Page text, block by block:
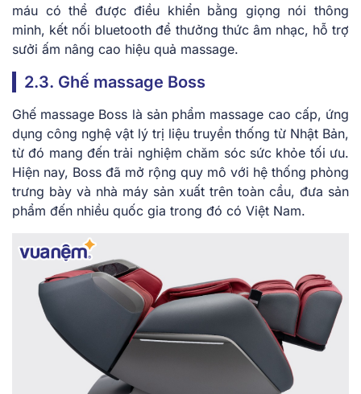
máu có thể được điều khiển bằng giọng nói thông
minh, kết nối bluetooth để thưởng thức âm nhạc, hỗ trợ
sưởi ấm nâng cao hiệu quả massage.
2.3. Ghế massage Boss
Ghế massage Boss là sản phẩm massage cao cấp, ứng
dụng công nghệ vật lý trị liệu truyền thống từ Nhật Bản,
từ đó mang đến trải nghiệm chăm sóc sức khỏe tối ưu.
Hiện nay, Boss đã mở rộng quy mô với hệ thống phòng
trưng bày và nhà máy sản xuất trên toàn cầu, đưa sản
phẩm đến nhiều quốc gia trong đó có Việt Nam.